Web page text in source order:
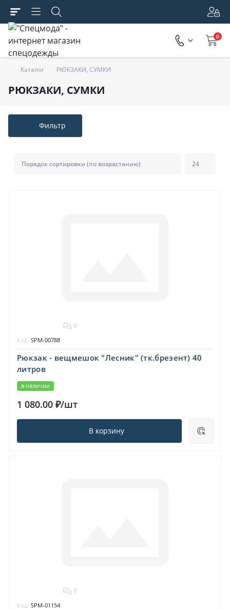
0
Каталог РЮКЗАКИ, СУМКИ
РЮКЗАКИ, СУМКИ
Фильтр
0
Рюкзак - вещмешок "Лесник" (тк.брезент) 40
литров
в наличии
Код: SPM-00788
1 080.00 ₽/шт
В корзину
0
Код: SPM-01154